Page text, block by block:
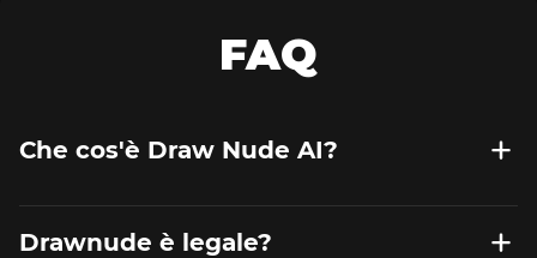
FAQ
Che cos'è Draw Nude AI?
Drawnude è legale?